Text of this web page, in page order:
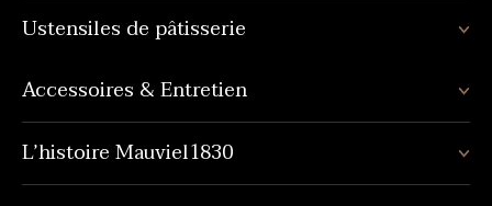
Ustensiles de pâtisserie
Accessoires & Entretien
L’histoire Mauviel1830